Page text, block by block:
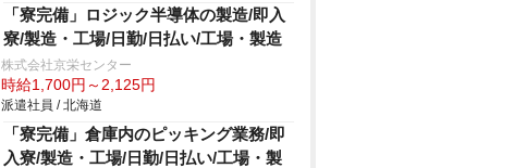
「寮完備」ロジック半導体の製造/即入
寮/製造・工場/日勤/日払い/工場・製造
株式会社京栄センター
時給1,700円～2,125円
派遣社員 / 北海道
「寮完備」倉庫内のピッキング業務/即
入寮/製造・工場/日勤/日払い/工場・製